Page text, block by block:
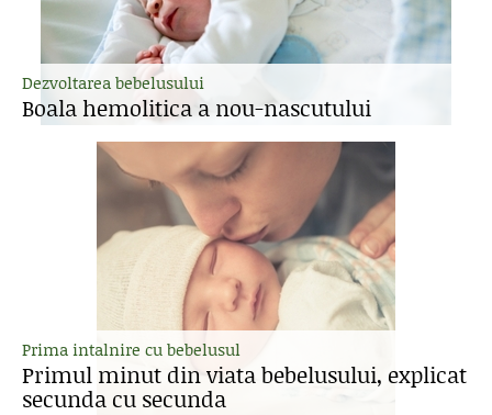
Dezvoltarea bebelusului
Boala hemolitica a nou-nascutului
Prima intalnire cu bebelusul
Primul minut din viata bebelusului, explicat
secunda cu secunda